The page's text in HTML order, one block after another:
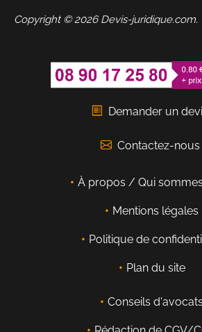
Copyright © 2026 Devis-juridique.com.
Demander un
Contactez-nous
À propos / Qui
Mentions légales
Politique de
Plan du site
Conseils d'avocats